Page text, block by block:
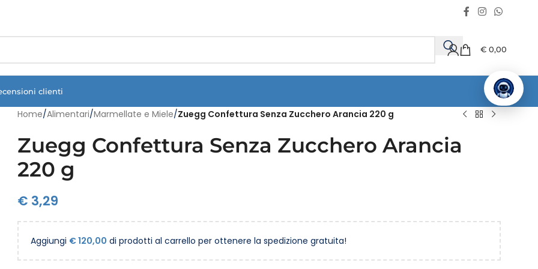
€ 0,00
clienti
Home/Alimentari/Marmellate e Miele/Zuegg Confettura Senza Zucchero Arancia 220 g
Zuegg Confettura Senza Zucchero Arancia
220 g
€ 3,29
Aggiungi €120,00 di prodotti al carrello per ottenere la spedizione gratuita!